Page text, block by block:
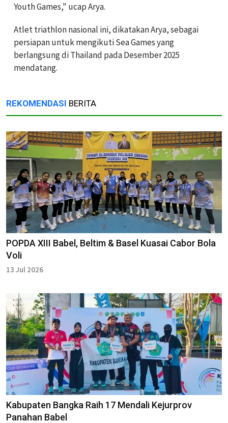
Youth Games," ucap Arya.
Atlet triathlon nasional ini, dikatakan Arya, sebagai
persiapan untuk mengikuti Sea Games yang
berlangsung di Thailand pada Desember 2025
mendatang.
REKOMENDASI BERITA
POPDA XIII Babel, Beltim & Basel Kuasai Cabor Bola
Voli
13 Jul 2026
Kabupaten Bangka Raih 17 Mendali Kejurprov
Panahan Babel